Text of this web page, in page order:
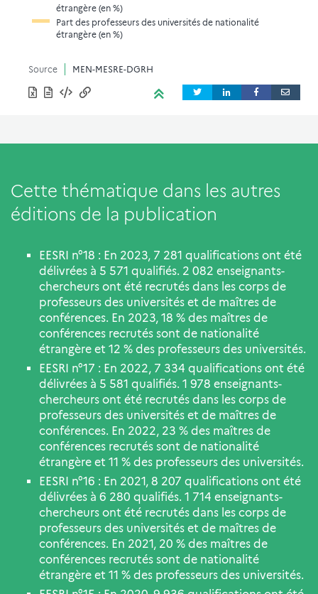
étrangère (en %)
Part des professeurs des universités de nationalité
étrangère (en %)
Source MEN-MESRE-DGRH
Cette thématique dans les autres
éditions de la publication
EESRI n°18 : En 2023, 7 281 qualifications ont été
délivrées à 5 571 qualifiés. 2 082 enseignants-
chercheurs ont été recrutés dans les corps de
professeurs des universités et de maîtres de
conférences. En 2023, 18 % des maîtres de
conférences recrutés sont de nationalité
étrangère et 12 % des professeurs des universités.
EESRI n°17 : En 2022, 7 334 qualifications ont été
délivrées à 5 581 qualifiés. 1 978 enseignants-
chercheurs ont été recrutés dans les corps de
professeurs des universités et de maîtres de
conférences. En 2022, 23 % des maîtres de
conférences recrutés sont de nationalité
étrangère et 11 % des professeurs des universités.
EESRI n°16 : En 2021, 8 207 qualifications ont été
délivrées à 6 280 qualifiés. 1 714 enseignants-
chercheurs ont été recrutés dans les corps de
professeurs des universités et de maîtres de
conférences. En 2021, 20 % des maîtres de
conférences recrutés sont de nationalité
étrangère et 11 % des professeurs des universités.